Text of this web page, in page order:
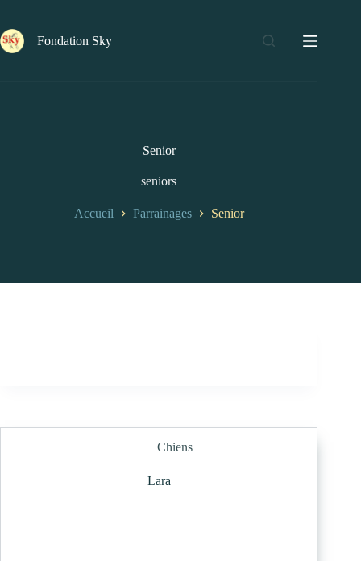
contenuFondation Sky
Senior
seniors
Accueil Parrainages Senior
Chiens
Lara